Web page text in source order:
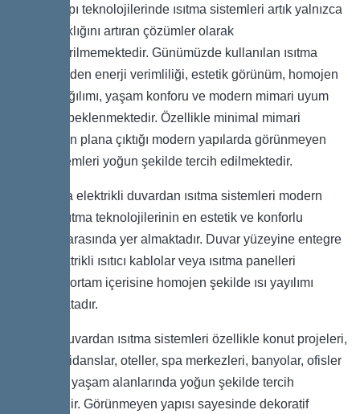
Modern yapı teknolojilerinde ısıtma sistemleri artık yalnızca
ortam sıcaklığını artıran çözümler olarak
değerlendirilmemektedir. Günümüzde kullanılan ısıtma
sistemlerinden enerji verimliliği, estetik görünüm, homojen
sıcaklık dağılımı, yaşam konforu ve modern mimari uyum
aynı anda beklenmektedir. Özellikle minimal mimari
anlayışın ön plana çıktığı modern yapılarda görünmeyen
ısıtma sistemleri yoğun şekilde tercih edilmektedir.
Bu noktada elektrikli duvardan ısıtma sistemleri modern
elektrikli ısıtma teknolojilerinin en estetik ve konforlu
çözümleri arasında yer almaktadır. Duvar yüzeyine entegre
edilen elektrikli ısıtıcı kablolar veya ısıtma panelleri
sayesinde ortam içerisine homojen şekilde ısı yayılımı
sağlanmaktadır.
Elektrikli duvardan ısıtma sistemleri özellikle konut projeleri,
villalar, rezidanslar, oteller, spa merkezleri, banyolar, ofisler
ve modern yaşam alanlarında yoğun şekilde tercih
edilmektedir. Görünmeyen yapısı sayesinde dekoratif